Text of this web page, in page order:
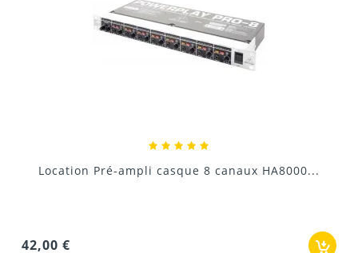
Pré-ampli casque 8 canaux HA8000...
€